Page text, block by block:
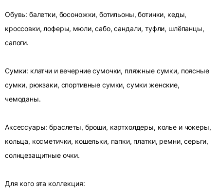
Обувь: балетки, босоножки, ботильоны, ботинки, кеды,
кроссовки, лоферы, мюли, сабо, сандали, туфли, шлёпанцы,
сапоги.
Сумки: клатчи и вечерние сумочки, пляжные сумки, поясные
сумки, рюкзаки, спортивные сумки, сумки женские,
чемоданы.
Аксессуары: браслеты, броши, картхолдеры, колье и чокеры,
кольца, косметички, кошельки, папки, платки, ремни, серьги,
солнцезащитные очки.
Для кого эта коллекция: